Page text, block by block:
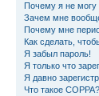
Почему я не могу
Зачем мне
Почему мне
Как сделать,
Я забыл пароль!
Я только что
Я давно
Что такое COPPA?